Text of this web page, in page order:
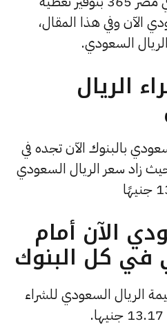
الآن وفي هذا المقال،
السعودي.
الريال
بالبنوك الآن تجده في
زاد سعر الريال السعودي
الآن أمام
في كل البنوك
الريال السعودي للشراء